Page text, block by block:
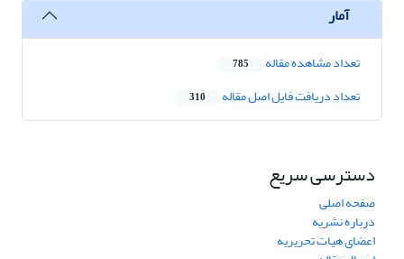
آمار
تعداد مشاهده مقاله 785
تعداد دریافت فایل اصل مقاله 310
دسترسی سریع
صفحه اصلی
درباره نشریه
اعضای هیات تحریریه